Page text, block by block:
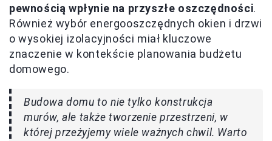
pewnością wpłynie na przyszłe oszczędności.
Również wybór energooszczędnych okien i drzwi
o wysokiej izolacyjności miał kluczowe
znaczenie w kontekście planowania budżetu
domowego.
Budowa domu to nie tylko konstrukcja
murów, ale także tworzenie przestrzeni, w
której przeżyjemy wiele ważnych chwil. Warto